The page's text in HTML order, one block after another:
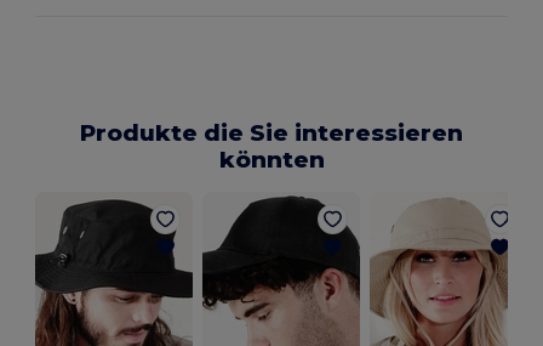
Produkte die Sie interessieren
könnten